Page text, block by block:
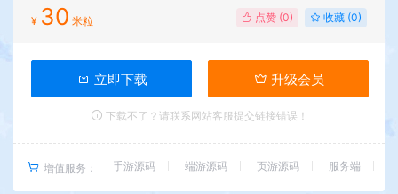
¥ 30 米粒 点赞 (0) 收藏 (0)
立即下载 升级会员
下载不了？请联系网站客服提交链接错误！
增值服务： 手游源码 端游源码 页游源码 服务端